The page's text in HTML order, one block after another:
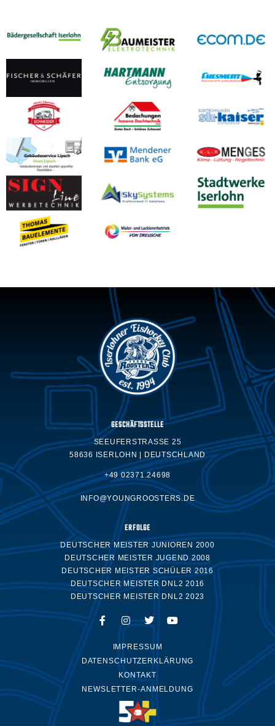
GESCHÄFTSSTELLE
SEEUFERSTRASSE 25
58636 ISERLOHN | DEUTSCHLAND
+49 02371.24698
INFO@YOUNGROOSTERS.DE
ERFOLGE
DEUTSCHER MEISTER JUNIOREN 2000
DEUTSCHER MEISTER JUGEND 2008
DEUTSCHER MEISTER SCHÜLER 2016
DEUTSCHER MEISTER DNL2 2016
DEUTSCHER MEISTER DNL2 2023
IMPRESSUM
DATENSCHUTZERKLÄRUNG
KONTAKT
NEWSLETTER-ANMELDUNG